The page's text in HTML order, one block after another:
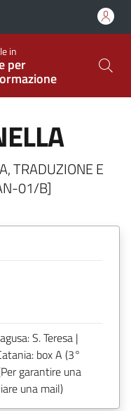
in
per
TRADUZIONE E
01/B]
S. Teresa |
box A (3°
garantire una
una mail)